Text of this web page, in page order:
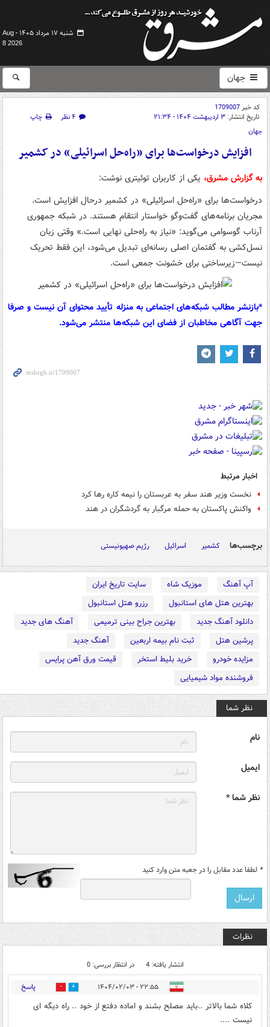
شنبه ۱۷ مرداد ۱۴۰۵ -
Aug
8 2026
جهان
کد خبر1709007
تاریخ انتشار: ۳ اردیبهشت ۱۴۰۴ - ۲۱:۳۴ ۴ نظر
چاپ
جهان
افزایش درخواست‌ها برای «راه‌حل اسرائیلی» در کشمیر
به گزارش مشرق، یکی از کاربران توئیتری نوشت:
درخواست‌ها برای «راه‌حل اسرائیلی» در کشمیر درحال افزایش است.
مجریان برنامه‌های گفت‌وگو خواستار انتقام هستند. در شبکه جمهوری
آرناب گوسوامی می‌گوید: «نیاز به راه‌حلی نهایی است.» وقتی زبان
نسل‌کشی به گفتمان اصلی رسانه‌ای تبدیل می‌شود، این فقط تحریک
نیست—زیرساختی برای خشونت جمعی است.
*بازنشر مطالب شبکه‌های اجتماعی به منزله تأیید محتوای آن نیست و صرفا
جهت آگاهی مخاطبان از فضای این شبکه‌ها منتشر می‌شود.
اخبار مرتبط
نخست وزیر هند سفر به عربستان را نیمه کاره رها کرد
واکنش پاکستان به حمله مرگبار به گردشگران در هند
برچسب‌ها کشمیر اسرائیل رژیم صهیونیستی
آپ آهنگ موزیک شاه
سایت تاریخ ایران
بهترین هتل های استانبول
رزرو هتل استانبول
دانلود آهنگ جدید
بهترین جراح بینی ترمیمی
آهنگ های جدید
پرشین هتل
ثبت نام بیمه اربعین
آهنگ جدید
مزایده خودرو
خرید بلیط استخر
قیمت ورق آهن پرایس
فروشنده مواد شیمیایی
نظر شما
نام
ایمیل
نظر شما *
* لطفا عدد مقابل را در جعبه متن وارد کنید
نظرات
انتشار یافته: 4 در انتظار بررسی: 0
۲۲:۵۵ - ۱۴۰۴/۰۲/۰۳ 0 پاسخ
کلاه شما بالاتر ..باید مصلح بشند و اماده دفتع از خود .. راه دیگه ای
نیست ....